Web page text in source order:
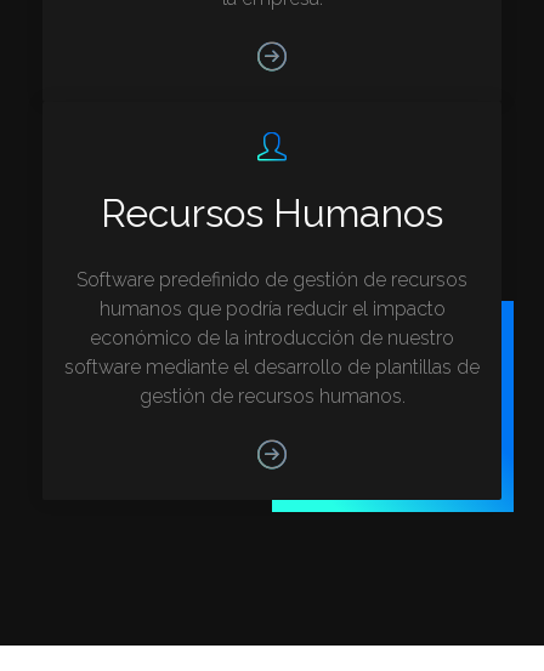
Recursos Humanos
Software predefinido de gestión de recursos
humanos que podría reducir el impacto
económico de la introducción de nuestro
software mediante el desarrollo de plantillas de
gestión de recursos humanos.